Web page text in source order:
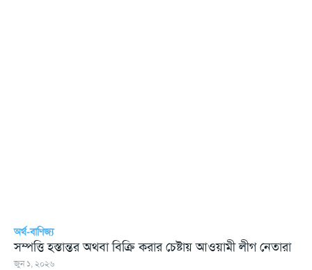
অর্থ-বাণিজ্য
সম্পত্তি হস্তান্তর অথবা বিক্রি করার চেষ্টায় আওয়ামী লীগ নেতারা
জুন ১, ২০২৬